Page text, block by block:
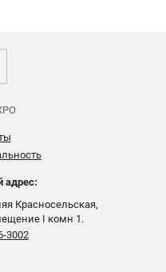
адрес:
Красносельская,
I комн 1.
3002